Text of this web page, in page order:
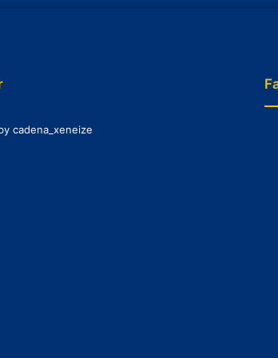
cadena_xeneize